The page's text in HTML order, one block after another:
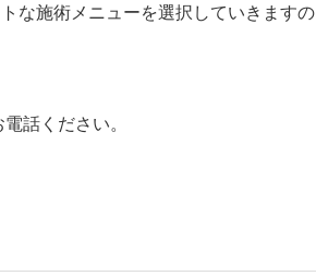
な施術メニューを選択していきますの
話ください。